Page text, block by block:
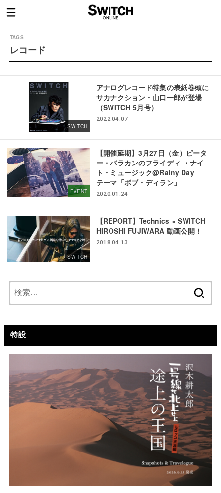
レコード
SWITCH
アナログレコード特集の表紙巻頭に
サカナクション・山口一郎が登場
（SWITCH 5月号）
2022.04.07
EVENT
【開催延期】3月27日（金）ピータ
ー・バラカンのフライディ ・ナイ
ト・ミュージック@Rainy Day
テーマ「ボブ・ディラン」
2020.01.24
SWITCH
【REPORT】Technics × SWITCH
HIROSHI FUJIWARA 動画公開！
2018.04.13
特設